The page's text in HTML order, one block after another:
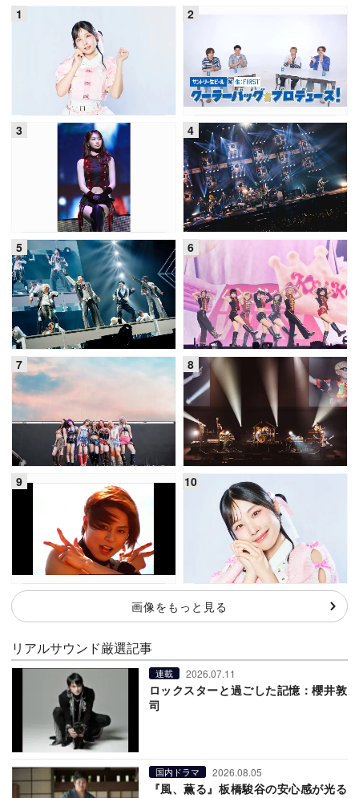
画像をもっと見る
リアルサウンド厳選記事
連載 2026.07.11
ロックスターと過ごした記憶：櫻井敦
司
国内ドラマ 2026.08.05
『風、薫る』板橋駿谷の安心感が光る